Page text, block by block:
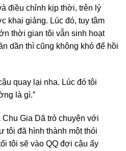
điều chỉnh kịp thời, trên lý
khai giảng. Lúc đó, tuy tâm
thời gian tôi vẫn sinh hoạt
dần thì cũng không khó để hồi
quay lại nha. Lúc đó tôi
là gì.”
Gia Dã trò chuyện với
tôi đã hình thành một thói
tôi sẽ vào QQ đợi cậu ấy